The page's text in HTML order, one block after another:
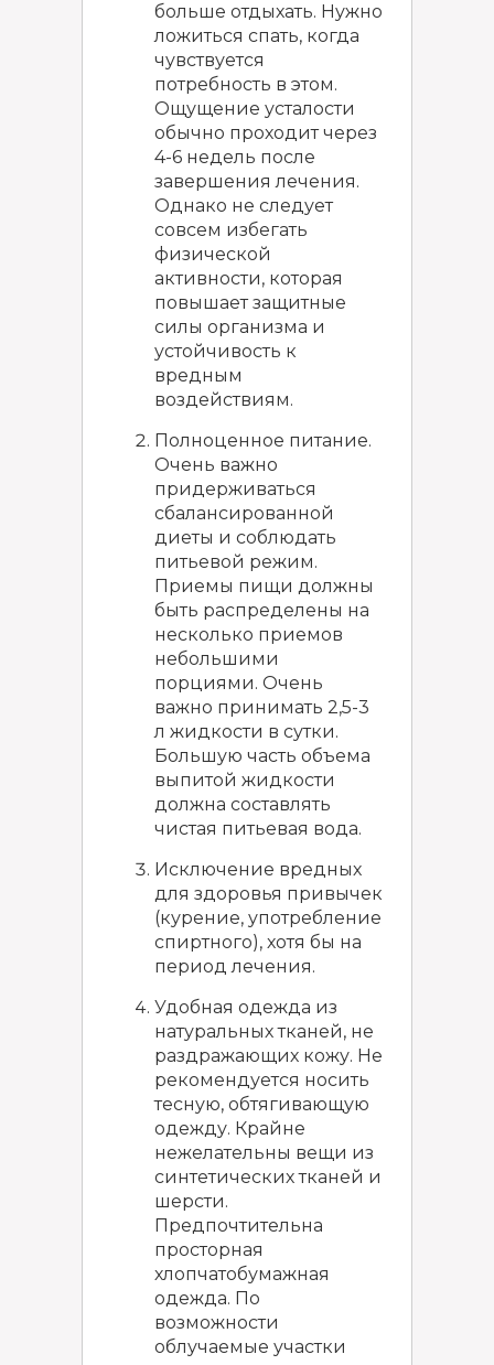
больше отдыхать. Нужно
ложиться спать, когда
чувствуется
потребность в этом.
Ощущение усталости
обычно проходит через
4-6 недель после
завершения лечения.
Однако не следует
совсем избегать
физической
активности, которая
повышает защитные
силы организма и
устойчивость к
вредным
воздействиям.
Полноценное питание.
Очень важно
придерживаться
сбалансированной
диеты и соблюдать
питьевой режим.
Приемы пищи должны
быть распределены на
несколько приемов
небольшими
порциями. Очень
важно принимать 2,5-3
л жидкости в сутки.
Большую часть объема
выпитой жидкости
должна составлять
чистая питьевая вода.
Исключение вредных
для здоровья привычек
(курение, употребление
спиртного), хотя бы на
период лечения.
Удобная одежда из
натуральных тканей, не
раздражающих кожу. Не
рекомендуется носить
тесную, обтягивающую
одежду. Крайне
нежелательны вещи из
синтетических тканей и
шерсти.
Предпочтительна
просторная
хлопчатобумажная
одежда. По
возможности
облучаемые участки